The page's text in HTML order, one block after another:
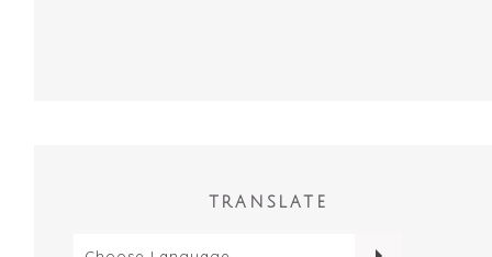
TRANSLATE